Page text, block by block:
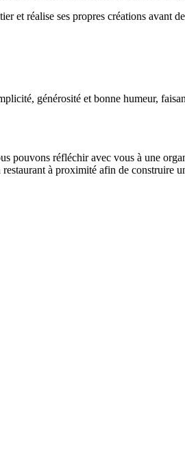
et réalise ses propres créations avant
générosité et bonne humeur,
pouvons réfléchir avec vous à une
à proximité afin de construire